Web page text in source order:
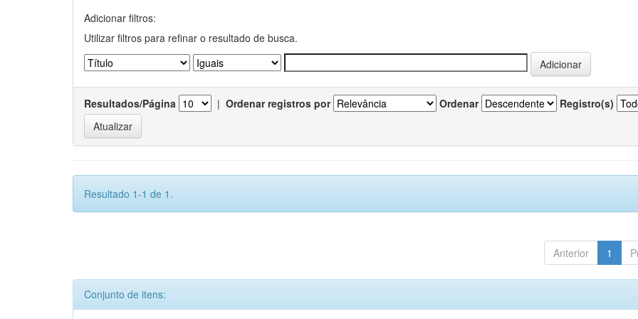
Adicionar filtros:
Utilizar filtros para refinar o resultado de busca.
Resultados/Página | Ordenar registros por Ordenar Registro(s)
Resultado 1-1 de 1.
Anterior 1
Conjunto de itens: